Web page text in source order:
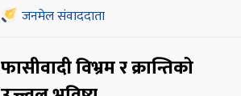
जनमेल संवाददाता
फासीवादी विभ्रम र क्रान्तिको